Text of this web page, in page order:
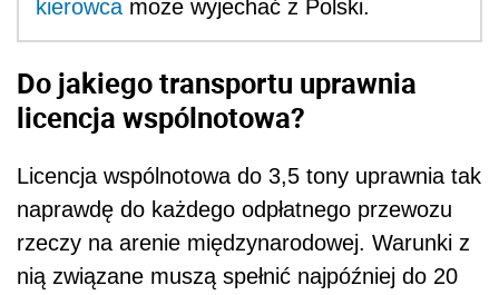
kierowca może wyjechać z Polski.
Do jakiego transportu uprawnia
licencja wspólnotowa?
Licencja wspólnotowa do 3,5 tony uprawnia tak
naprawdę do każdego odpłatnego przewozu
rzeczy na arenie międzynarodowej. Warunki z
nią związane muszą spełnić najpóźniej do 20